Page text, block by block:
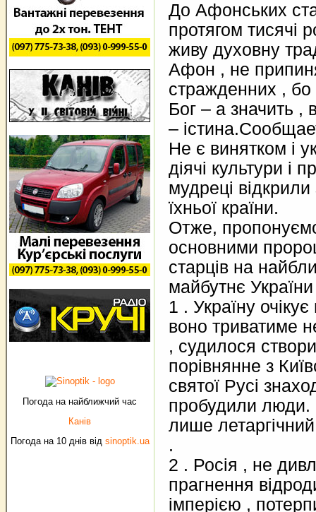
Погода на найближчий час
Канів
Погода на 10 днів від sinoptik.ua
До Афонських
протягом тисячі
живу духовну
Афон , не
стражденних , бо
Бог – а значить ,
–
Не є винятком і
діячі культури і
мудреці
їхньої країни.
Отже,
основними
старців на
майбутнє
1 . Україну
воно триватиме
, судилося
порівнянне з
святої Русі
пробудили люди.
лише
.
2 . Росія , не
прагнення
імперією ,